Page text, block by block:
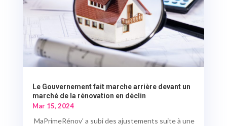
Le Gouvernement fait marche arrière devant un
marché de la rénovation en déclin
Mar 15, 2024
MaPrimeRénov' a subi des ajustements suite à une